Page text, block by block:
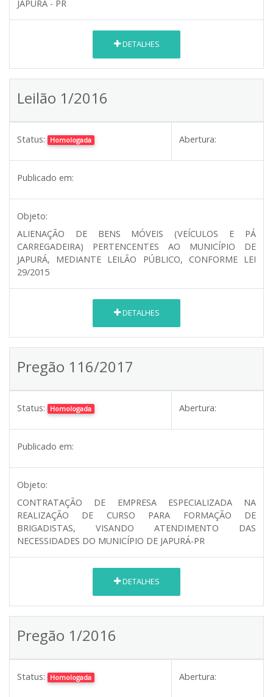
JAPURÁ - PR
DETALHES
Leilão 1/2016
Status: Homologada Abertura:
Publicado em:
Objeto:
ALIENAÇÃO DE BENS MÓVEIS (VEÍCULOS E PÁ
CARREGADEIRA) PERTENCENTES AO MUNICÍPIO DE
JAPURÁ, MEDIANTE LEILÃO PÚBLICO, CONFORME LEI
29/2015
DETALHES
Pregão 116/2017
Status: Homologada Abertura:
Publicado em:
Objeto:
CONTRATAÇÃO DE EMPRESA ESPECIALIZADA NA
REALIZAÇÃO DE CURSO PARA FORMAÇÃO DE
BRIGADISTAS, VISANDO ATENDIMENTO DAS
NECESSIDADES DO MUNICÍPIO DE JAPURÁ-PR
DETALHES
Pregão 1/2016
Status: Homologada Abertura: